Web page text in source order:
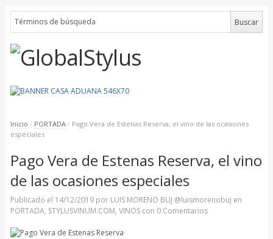
Inicio / PORTADA / Pago Vera de Estenas Reserva, el vino de las ocasiones
especiales
Pago Vera de Estenas Reserva, el vino
de las ocasiones especiales
Publicado el 14/12/2019por LUIS MORENO BUJ @luismorenobuj en
PORTADA, STYLUSVINUM.COM, VINOS con 0 Comentarios